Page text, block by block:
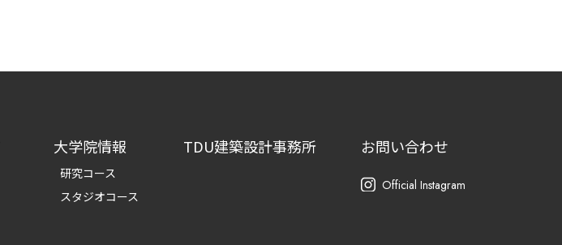
大学院情報
研究コース
スタジオコース
TDU建築設計事務所 お問い合わせ
Official Instagram